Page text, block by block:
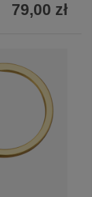
79,00 zł